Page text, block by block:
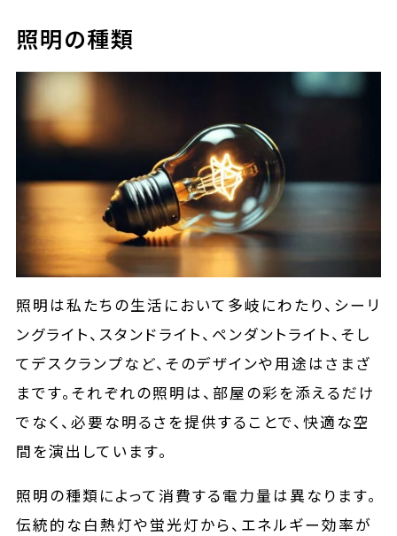
照明の種類
照明は私たちの生活において多岐にわたり、シーリ
ングライト、スタンドライト、ペンダントライト、そし
てデスクランプなど、そのデザインや用途はさまざ
まです。それぞれの照明は、部屋の彩を添えるだけ
でなく、必要な明るさを提供することで、快適な空
間を演出しています。
照明の種類によって消費する電力量は異なります。
伝統的な白熱灯や蛍光灯から、エネルギー効率が